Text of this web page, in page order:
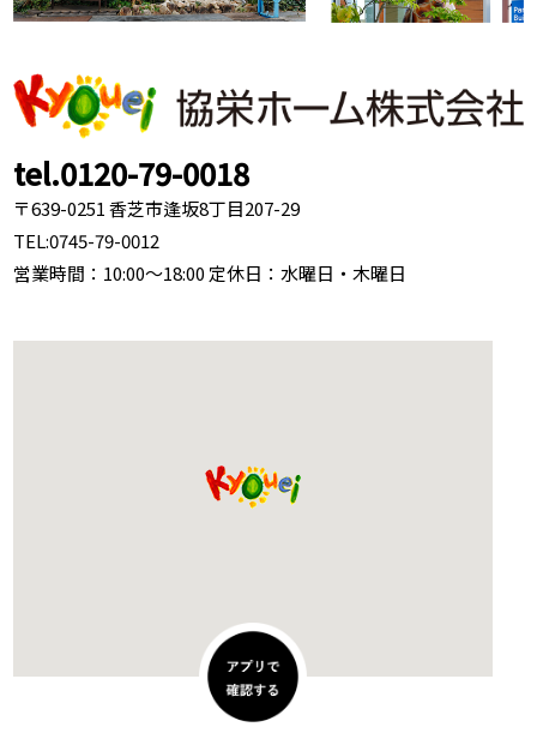
tel.0120-79-0018
〒639-0251 香芝市逢坂8丁目207-29
TEL:0745-79-0012
営業時間：10:00～18:00 定休日：水曜日・木曜日